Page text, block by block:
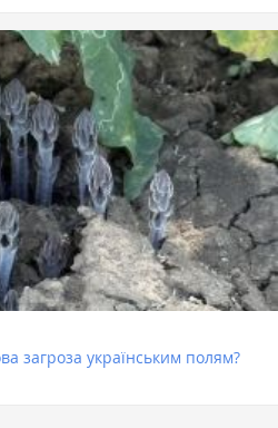
загроза українським полям?